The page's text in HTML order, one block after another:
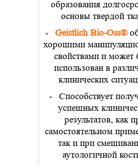
образования
основы твердой
Geistlich Bio-Oss®
хорошими
свойствами и может
использован в
клинических
Способствует
успешных
результатов, как
самостоятельном
так и при
аутологичной